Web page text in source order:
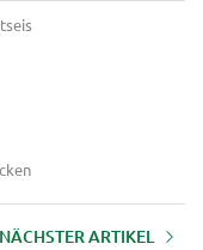
NÄCHSTER ARTIKEL